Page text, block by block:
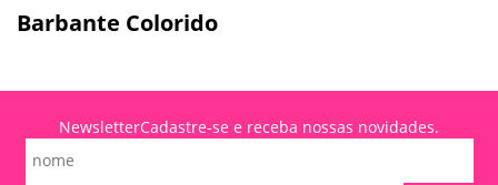
Barbante Colorido
NewsletterCadastre-se e receba nossas novidades.